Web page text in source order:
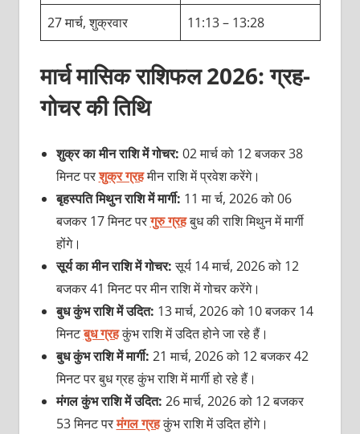
27 मार्च, शुक्रवार 11:13 – 13:28
मार्च मासिक राशिफल 2026: ग्रह-
गोचर की तिथि
शुक्र का मीन राशि में गोचर: 02 मार्च को 12 बजकर 38
मिनट परशुक्र ग्रहमीन राशि में प्रवेश करेंगे।
बृहस्‍पति मिथुन राशि में मार्गी: 11 मा र्च, 2026 को 06
बजकर 17 मिनट परगुरु ग्रहबुध की राशि मिथुन में मार्गी
होंगे।
सूर्य का मीन राशि में गोचर:सूर्य 14 मार्च, 2026 को 12
बजकर 41 मिनट पर मीन राशि में गोचर करेंगे।
बुध कुंभ राशि में उदित: 13 मार्च, 2026 को 10 बजकर 14
मिनटबुध ग्रहकुंभ राशि में उदित होने जा रहे हैं।
बुध कुंभ राशि में मार्गी: 21 मार्च, 2026 को 12 बजकर 42
मिनट पर बुध ग्रह कुंभ राशि में मार्गी हो रहे हैं।
मंगल कुंभ राशि में उदित: 26 मार्च, 2026 को 12 बजकर
53 मिनट परमंगल ग्रहकुंभ राशि में उदित होंगे।